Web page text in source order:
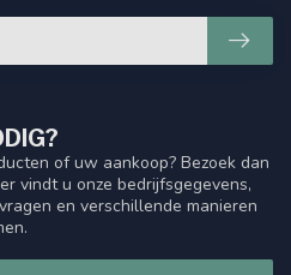
of uw aankoop? Bezoek dan
vindt u onze bedrijfsgegevens,
en verschillende manieren